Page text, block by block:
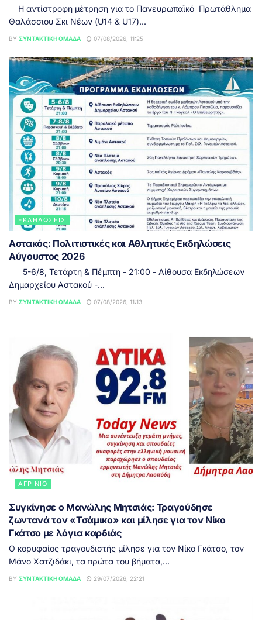
Η αντίστροφη μέτρηση για το Πανευρωπαϊκό Πρωτάθλημα
Θαλάσσιου Σκι Νέων (U14 & U17)...
BY ΣΥΝΤΑΚΤΙΚΉ ΟΜΆΔΑ 07/08/2026, 11:25
ΕΚΔΗΛΏΣΕΙΣ
Αστακός: Πολιτιστικές και Αθλητικές Εκδηλώσεις
Αύγουστος 2026
5-6/8, Τετάρτη & Πέμπτη - 21:00 - Αίθουσα Εκδηλώσεων
Δημαρχείου Αστακού -...
BY ΣΥΝΤΑΚΤΙΚΉ ΟΜΆΔΑ 07/08/2026, 11:13
ΑΓΡΊΝΙΟ
Συγκίνησε ο Μανώλης Μητσιάς: Τραγούδησε
ζωντανά τον «Τσάμικο» και μίλησε για τον Νίκο
Γκάτσο με λόγια καρδιάς
Ο κορυφαίος τραγουδιστής μίλησε για τον Νίκο Γκάτσο, τον
Μάνο Χατζιδάκι, τα πρώτα του βήματα,...
BY ΣΥΝΤΑΚΤΙΚΉ ΟΜΆΔΑ 29/07/2026, 22:21